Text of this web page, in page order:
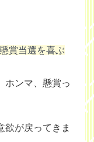
懸賞当選を喜ぶ
ホンマ、懸賞っ
欲が戻ってきま